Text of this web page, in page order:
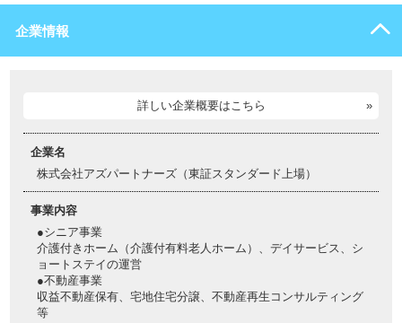
企業情報
詳しい企業概要はこちら
企業名
株式会社アズパートナーズ（東証スタンダード上場）
事業内容
●シニア事業
介護付きホーム（介護付有料老人ホーム）、デイサービス、シ
ョートステイの運営
●不動産事業
収益不動産保有、宅地住宅分譲、不動産再生コンサルティング
等